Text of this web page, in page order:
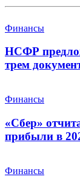
Финансы
НСФР
трем
Финансы
«Сбер»
прибыли в
Финансы